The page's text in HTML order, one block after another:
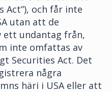
Act”), och får inte
utan att de
ett undantag från,
inte omfattas av
Securities Act. Det
några
häri i USA eller att